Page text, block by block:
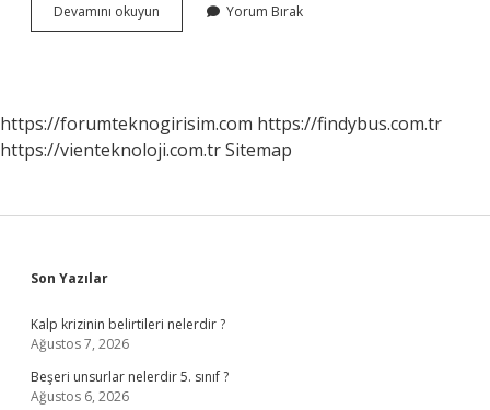
Devamını okuyun Trendyol
Için
Yorum Bırak
https://forumteknogirisim.com https://findybus.com.tr
https://vienteknoloji.com.trSitemap
Sidebar
Son Yazılar
Kalp krizinin belirtileri nelerdir ?
Ağustos 7, 2026
Beşeri unsurlar nelerdir 5. sınıf ?
Ağustos 6, 2026